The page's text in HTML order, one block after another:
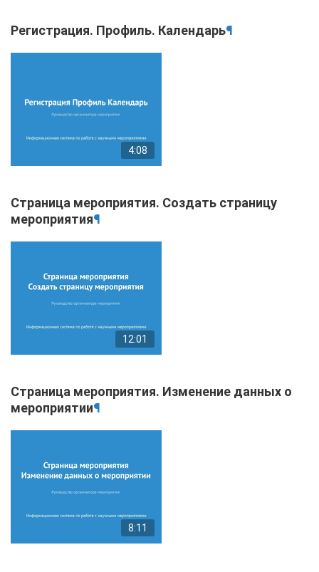
Регистрация. Профиль. Календарь¶
4:08
Страница мероприятия. Создать страницу
мероприятия¶
12:01
Страница мероприятия. Изменение данных о
мероприятии¶
8:11